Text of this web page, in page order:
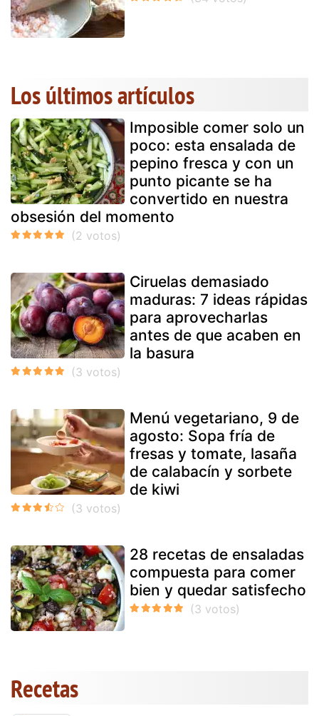
Los últimos artículos
Imposible comer solo un
poco: esta ensalada de
pepino fresca y con un
punto picante se ha
convertido en nuestra
obsesión del momento
Ciruelas demasiado
maduras: 7 ideas rápidas
para aprovecharlas
antes de que acaben en
la basura
Menú vegetariano, 9 de
agosto: Sopa fría de
fresas y tomate, lasaña
de calabacín y sorbete
de kiwi
28 recetas de ensaladas
compuesta para comer
bien y quedar satisfecho
Recetas